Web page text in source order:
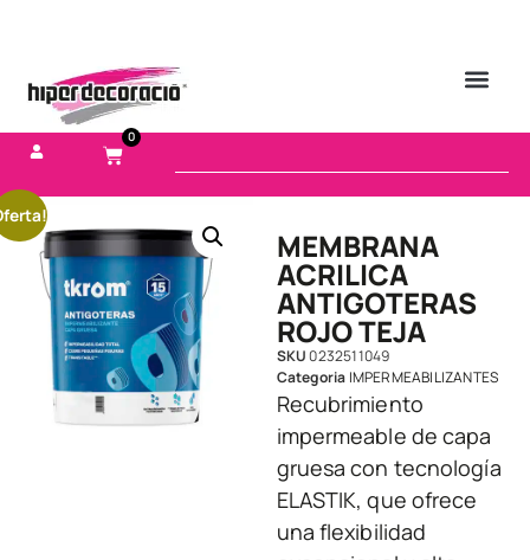
0
MEMBRANA
ACRILICA
ANTIGOTERAS
ROJO TEJA
SKU0232511049
Categoria IMPERMEABILIZANTES
Recubrimiento
impermeable de capa
gruesa con tecnología
ELASTIK, que ofrece
una flexibilidad